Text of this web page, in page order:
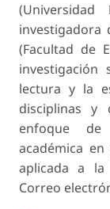
(Universidad
investigadora
(Facultad de
investigación
lectura y la
disciplinas y
enfoque de
académica
aplicada a la
Correo